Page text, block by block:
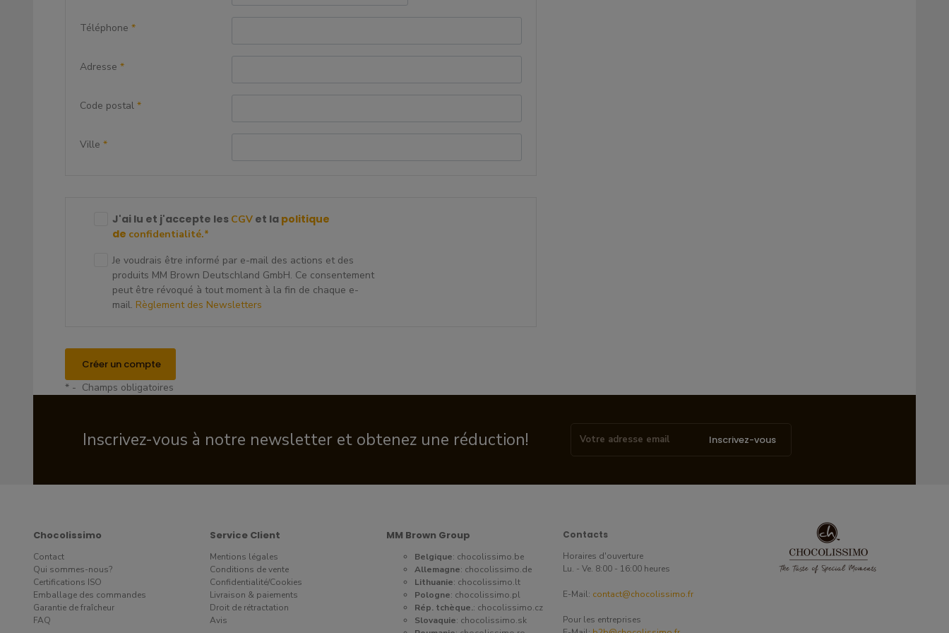
Téléphone *
Adresse *
Code postal *
Ville *
J'ai lu et j'accepte les CGV et la politique
de confidentialité.*
Je voudrais être informé par e-mail des actions et des
produits MM Brown Deutschland GmbH. Ce consentement
peut être révoqué à tout moment à la fin de chaque e-
mail. Règlement des Newsletters
Créer un compte
* - Champs obligatoires
Inscrivez-vous à notre newsletter et obtenez une réduction! Inscrivez-vous
Chocolissimo
Contact
Qui sommes-nous?
Certifications ISO
Emballage des commandes
Garantie de fraîcheur
FAQ
Service Client
Mentions légales
Conditions de vente
Confidentialité/Cookies
Livraison & paiements
Droit de rétractation
Avis
MM Brown Group
Belgique: chocolissimo.be
Allemagne: chocolissimo.de
Lithuanie: chocolissimo.lt
Pologne: chocolissimo.pl
Rép. tchèque.: chocolissimo.cz
Slovaquie: chocolissimo.sk
Contacts
Horaires d'ouverture
Lu. - Ve. 8:00 - 16:00 heures
E-Mail: contact@chocolissimo.fr
Pour les entreprises